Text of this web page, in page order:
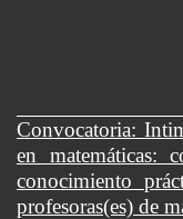
Convocatoria:
en matemáticas:
conocimiento
profesoras(es) de